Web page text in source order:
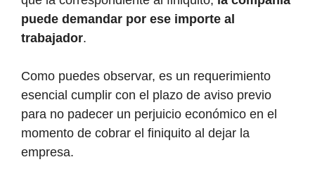
puede demandar por ese importe al
trabajador.
Como puedes observar, es un requerimiento
esencial cumplir con el plazo de aviso previo
para no padecer un perjuicio económico en el
momento de cobrar el finiquito al dejar la
empresa.